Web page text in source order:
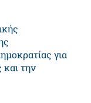
για
την